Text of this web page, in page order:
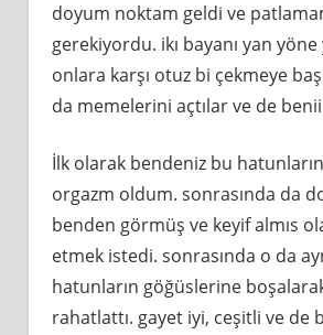
doyum noktam geldi ve
gerekiyordu. ikı bayanı yan
onlara karşı otuz bi çekmeye
da memelerini açtılar ve de
İlk olarak bendeniz bu
orgazm oldum. sonrasında da
benden görmüş ve keyif almıs
etmek istedi. sonrasında o da
hatunların göğüslerine
rahatlattı. gayet iyi, ceşitli ve de